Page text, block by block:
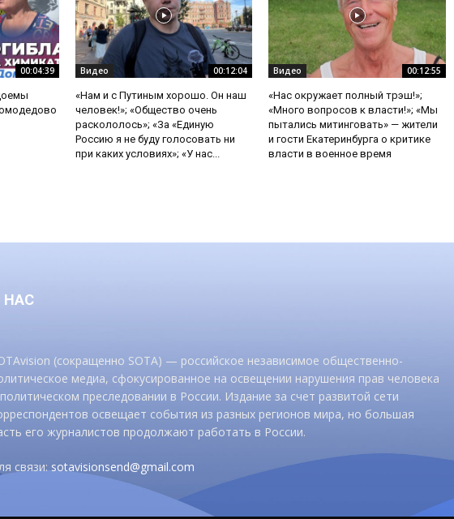
00:04:39 Видео 00:12:04
«Нам и с Путиным хорошо. Он наш
человек!»; «Общество очень
раскололось»; «За «Единую
Россию я не буду голосовать ни
при каких условиях»; «У нас...
Видео 00:12:55
«Нас окружает полный трэш!»;
«Много вопросов к власти!»; «Мы
пытались митинговать» — жители
и гости Екатеринбурга о критике
власти в военное время
НАС
(сокращенно SOTA) — российское независимое общественно-
медиа, сфокусированное на освещении нарушения прав человека
преследовании в России. Издание за счет развитой сети
освещает события из разных регионов мира, но большая
его журналистов продолжают работать в России.
связи: sotavisionsend@gmail.com